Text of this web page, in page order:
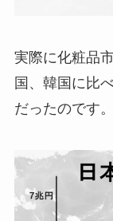
実際に化粧品
国、韓国に比
だったのです。